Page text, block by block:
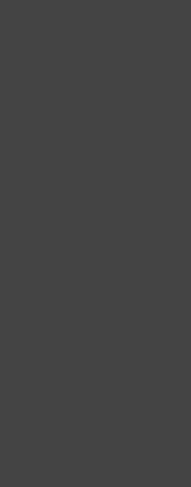
огромная опухоль
три недели
почувствовал
синтетического
для
глазах без
отказался